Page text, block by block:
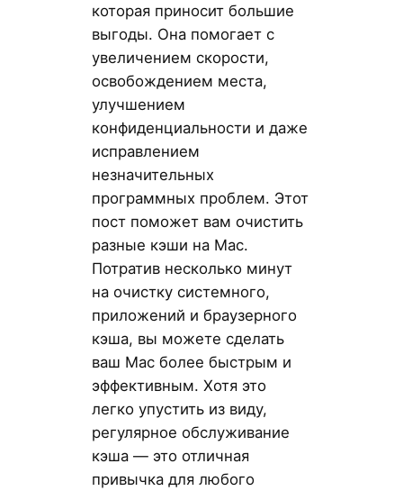
которая приносит большие
выгоды. Она помогает с
увеличением скорости,
освобождением места,
улучшением
конфиденциальности и даже
исправлением
незначительных
программных проблем. Этот
пост поможет вам очистить
разные кэши на Mac.
Потратив несколько минут
на очистку системного,
приложений и браузерного
кэша, вы можете сделать
ваш Mac более быстрым и
эффективным. Хотя это
легко упустить из виду,
регулярное обслуживание
кэша — это отличная
привычка для любого